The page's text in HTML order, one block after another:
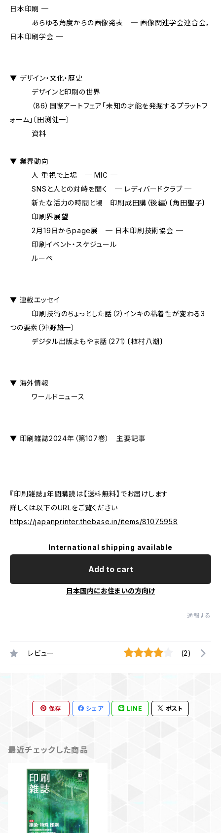
日本印刷 ─
あらゆる角度からの画像発表 ─ 画像関連学会連合会，
日本印刷学会 ─
▼ デザイン・文化・歴史
デザインと印刷の世界
（86）国際アートフェア「未知の才能を発掘するプラットフ
ォーム」〔田渕健一〕
資料
▼ 業界動向
人 重視で上場 ─ MIC ─
SNSと人との対峙を聞く ─ レディバードクラブ ─
新たな活力の時間と場 印刷成田講（後編）〔角田聖子〕
印刷界展望
2月19日からpage展 ─ 日本印刷技術協会 ─
印刷イベント・スケジュール
ルーペ
▼ 連載エッセイ
印刷技術のちょっとした話（2）インキの粘着性が変わる3
つの要素〔沖野雄一〕
デジタル出版よもやま話（271）〔植村八潮〕
▼ 海外情報
ワールドニュース
▼ 印刷雑誌2024年（第107巻） 主要記事
『印刷雑誌』年間購読は【送料無料】でお届けします
詳しくは以下のURLをご覧ください
https://japanprinter.thebase.in/items/81075958
International shipping available
Add to cart
日本国内にお住まいの方向け
通報する
レビュー (2)
保存 シェア LINE ポスト
最近チェックした商品